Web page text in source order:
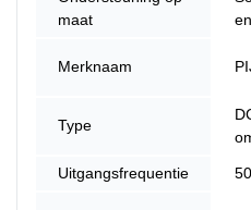
maat
Merknaam
Type
Uitgangsfrequentie